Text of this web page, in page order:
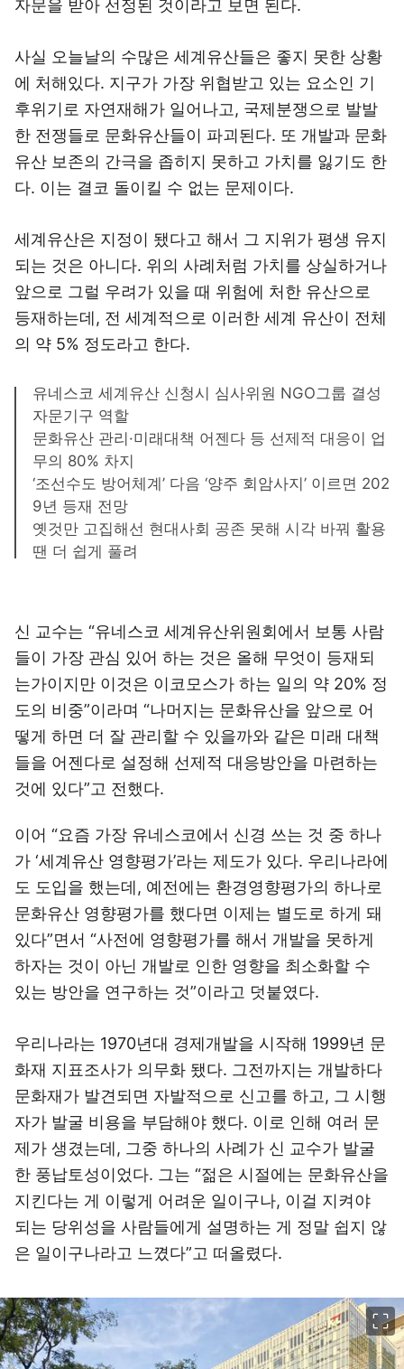
자문을 받아 선정된 것이라고 보면 된다.
사실 오늘날의 수많은 세계유산들은 좋지 못한 상황
에 처해있다. 지구가 가장 위협받고 있는 요소인 기
후위기로 자연재해가 일어나고, 국제분쟁으로 발발
한 전쟁들로 문화유산들이 파괴된다. 또 개발과 문화
유산 보존의 간극을 좁히지 못하고 가치를 잃기도 한
다. 이는 결코 돌이킬 수 없는 문제이다.
세계유산은 지정이 됐다고 해서 그 지위가 평생 유지
되는 것은 아니다. 위의 사례처럼 가치를 상실하거나
앞으로 그럴 우려가 있을 때 위험에 처한 유산으로
등재하는데, 전 세계적으로 이러한 세계 유산이 전체
의 약 5% 정도라고 한다.
유네스코 세계유산 신청시 심사위원 NGO그룹 결성
자문기구 역할
문화유산 관리·미래대책 어젠다 등 선제적 대응이 업
무의 80% 차지
‘조선수도 방어체계’ 다음 ‘양주 회암사지’ 이르면 202
9년 등재 전망
옛것만 고집해선 현대사회 공존 못해 시각 바꿔 활용
땐 더 쉽게 풀려
신 교수는 “유네스코 세계유산위원회에서 보통 사람
들이 가장 관심 있어 하는 것은 올해 무엇이 등재되
는가이지만 이것은 이코모스가 하는 일의 약 20% 정
도의 비중”이라며 “나머지는 문화유산을 앞으로 어
떻게 하면 더 잘 관리할 수 있을까와 같은 미래 대책
들을 어젠다로 설정해 선제적 대응방안을 마련하는
것에 있다”고 전했다.
이어 “요즘 가장 유네스코에서 신경 쓰는 것 중 하나
가 ‘세계유산 영향평가’라는 제도가 있다. 우리나라에
도 도입을 했는데, 예전에는 환경영향평가의 하나로
문화유산 영향평가를 했다면 이제는 별도로 하게 돼
있다”면서 “사전에 영향평가를 해서 개발을 못하게
하자는 것이 아닌 개발로 인한 영향을 최소화할 수
있는 방안을 연구하는 것”이라고 덧붙였다.
우리나라는 1970년대 경제개발을 시작해 1999년 문
화재 지표조사가 의무화 됐다. 그전까지는 개발하다
문화재가 발견되면 자발적으로 신고를 하고, 그 시행
자가 발굴 비용을 부담해야 했다. 이로 인해 여러 문
제가 생겼는데, 그중 하나의 사례가 신 교수가 발굴
한 풍납토성이었다. 그는 “젊은 시절에는 문화유산을
지킨다는 게 이렇게 어려운 일이구나, 이걸 지켜야
되는 당위성을 사람들에게 설명하는 게 정말 쉽지 않
은 일이구나라고 느꼈다”고 떠올렸다.